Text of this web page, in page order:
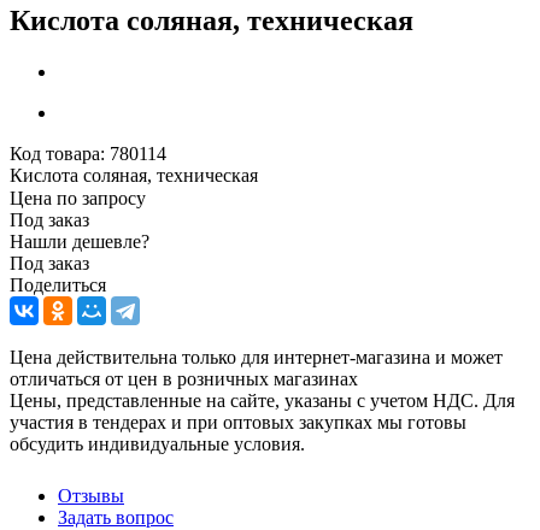
Кислота соляная, техническая
Код товара: 780114
Кислота соляная, техническая
Цена по запросу
Под заказ
Нашли дешевле?
Под заказ
Поделиться
Цена действительна только для интернет-магазина и может
отличаться от цен в розничных магазинах
Цены, представленные на сайте, указаны с учетом НДС. Для
участия в тендерах и при оптовых закупках мы готовы
обсудить индивидуальные условия.
Отзывы
Задать вопрос